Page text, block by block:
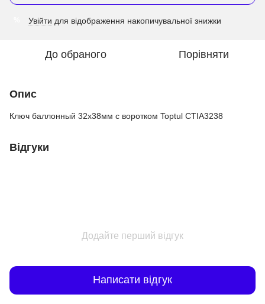
Увійти для відображення накопичувальної знижки
До обраного Порівняти
Опис
Ключ баллонный 32х38мм с воротком Toptul CTIA3238
Відгуки
Додайте перший відгук
Написати відгук